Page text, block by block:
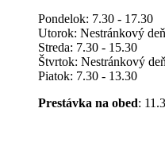
Pondelok: 7.30 - 17.30
Utorok: Nestránkový deň
Streda: 7.30 - 15.30
Štvrtok: Nestránkový deň
Piatok: 7.30 - 13.30
Prestávka na obed: